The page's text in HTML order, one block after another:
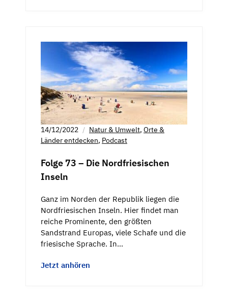
14/12/2022 Natur & Umwelt, Orte &
Länder entdecken, Podcast
Folge 73 – Die Nordfriesischen
Inseln
Ganz im Norden der Republik liegen die
Nordfriesischen Inseln. Hier findet man
reiche Prominente, den größten
Sandstrand Europas, viele Schafe und die
friesische Sprache. In…
Jetzt anhören